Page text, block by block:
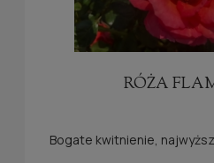
RÓŻA
Bogate kwitnienie,